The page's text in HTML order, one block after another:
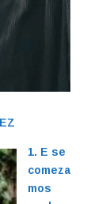
1. E se
comeza
mos